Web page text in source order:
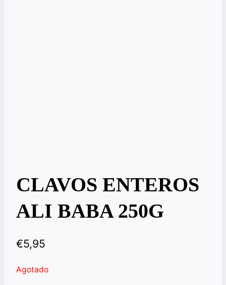
CLAVOS ENTEROS
ALI BABA 250G
€5,95
Agotado